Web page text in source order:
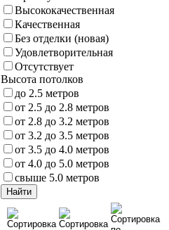
Высококачественная
Качественная
Без отделки (новая)
Удовлетворительная
Отсутствует
Высота потолков
до 2.5 метров
от 2.5 до 2.8 метров
от 2.8 до 3.2 метров
от 3.2 до 3.5 метров
от 3.5 до 4.0 метров
от 4.0 до 5.0 метров
свыше 5.0 метров